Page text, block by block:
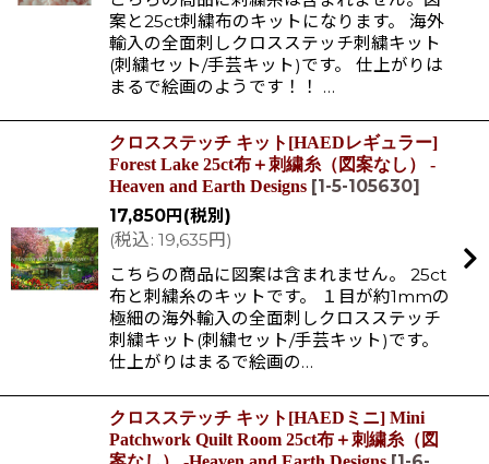
案と25ct刺繍布のキットになります。 海外
輸入の全面刺しクロスステッチ刺繍キット
(刺繍セット/手芸キット)です。 仕上がりは
まるで絵画のようです！！ …
クロスステッチ キット[HAEDレギュラー]
Forest Lake 25ct布＋刺繍糸（図案なし） -
Heaven and Earth Designs [1-5-105630]
17,850円 (税別)
(税込: 19,635円 )
こちらの商品に図案は含まれません。 25ct
布と刺繍糸のキットです。 １目が約1mmの
極細の海外輸入の全面刺しクロスステッチ
刺繍キット(刺繍セット/手芸キット)です。
仕上がりはまるで絵画の…
クロスステッチ キット[HAEDミニ] Mini
Patchwork Quilt Room 25ct布＋刺繍糸（図